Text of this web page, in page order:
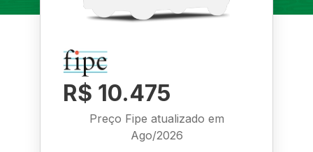
R$ 10.475
Preço Fipe atualizado em
Ago/2026